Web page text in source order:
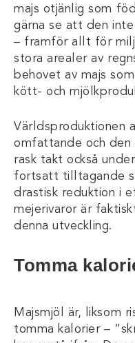
majs otjänlig som
gärna se att den
– framför allt för
stora arealer av
behovet av majs
kött- och
Världsproduktionen
omfattande och den
rask takt också
fortsatt tilltagande
drastisk reduktion i
mejerivaror är
denna utveckling.
Tomma
Majsmjöl är, liksom
tomma kalorier –